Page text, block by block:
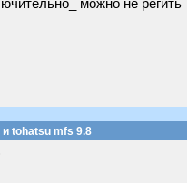
можно не регить
tohatsu mfs 9.8